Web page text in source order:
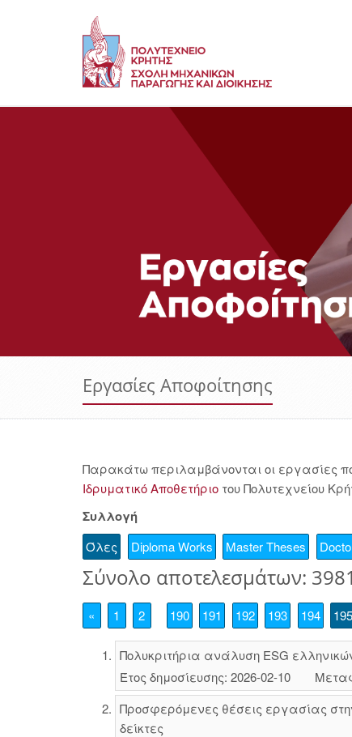
Εργασίες Αποφοίτησης
Παρακάτω περιλαμβάνονται οι εργασίες
Ιδρυματικό Αποθετήριο του Πολυτεχνείου
Συλλογή
Όλες Diploma Works Master Theses
Σύνολο αποτελεσμάτων: 3981
« 1 2 190 191 192 193 194 195
Πολυκριτήρια ανάλυση ESG
Έτος δημοσίευσης: 2026-02-10
Προσφερόμενες θέσεις εργασίας
δείκτες